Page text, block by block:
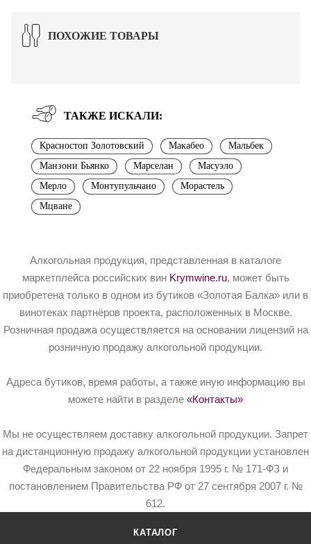
ПОХОЖИЕ ТОВАРЫ
ТАКЖЕ ИСКАЛИ:
Красностоп Золотовский Макабео
Мальбек
Манзони Бьянко
Марселан
Масуэло
Мерло
Монтупульчано
Морастель
Мцване
Алкогольная продукция, представленная в каталоге
маркетплейса российских вин Krymwine.ru, может быть
приобретена только в одном из бутиков «Золотая Балка» или в
винотеках партнёров проекта, расположенных в Москве.
Розничная продажа осуществляется на основании лицензий на
розничную продажу алкогольной продукции.
Адреса бутиков, время работы, а также иную информацию вы
можете найти в разделе «Контакты»
Мы не осуществляем доставку алкогольной продукции. Запрет
на дистанционную продажу алкогольной продукции установлен
Федеральным законом от 22 ноября 1995 г. № 171-ФЗ и
постановлением Правительства РФ от 27 сентября 2007 г. №
612.
КАТАЛОГ